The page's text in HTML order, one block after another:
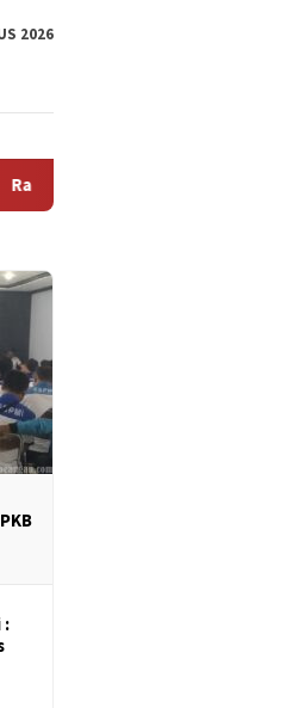
2026
FSPMI Bekasi : Bidang
: